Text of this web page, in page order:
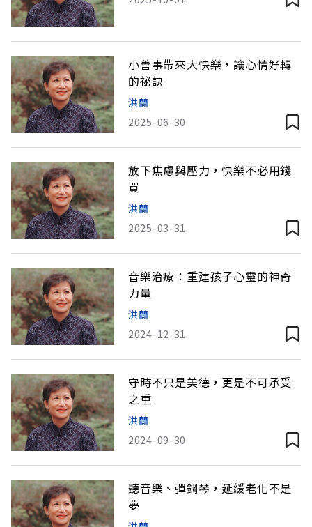
小善事帶來大快樂，讓心情好轉
的祕訣
洪蘭
2025-06-30
放下焦慮與壓力，快樂不必用錢
買
洪蘭
2025-03-31
音樂治療：重建孩子心靈的神奇
力量
洪蘭
2024-12-31
守時不只是美德，更是不可承受
之重
洪蘭
2024-09-30
聽音樂、彈鋼琴，延緩老化不是
夢